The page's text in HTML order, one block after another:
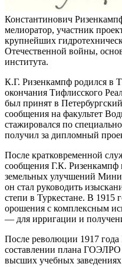
Константинович
мелиоратор, участник
крупнейших
Отечественной войны,
института.
К.Г. Ризенкампф родился в
окончания Тифлисского
был принят в
сообщения на факультет
стажировался по
получил за дипломный
После кратковременной
сообщения Г.К. Ризенкампф
земельных улучшений
он стал руководить
степи в Туркестане. В
орошения с комплексным
— для ирригации и
После революции 1917 года
составлении плана
высших учебных